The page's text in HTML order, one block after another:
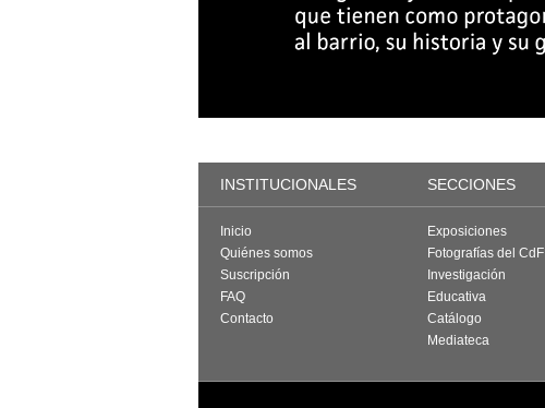
INSTITUCIONALES SECCIONES
Inicio
Quiénes somos
Suscripción
FAQ
Contacto
Exposiciones
Fotografías del CdF
Investigación
Educativa
Catálogo
Mediateca